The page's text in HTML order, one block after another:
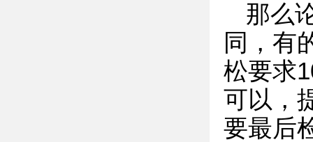
那么
同，有
松要求
可以，
要最后